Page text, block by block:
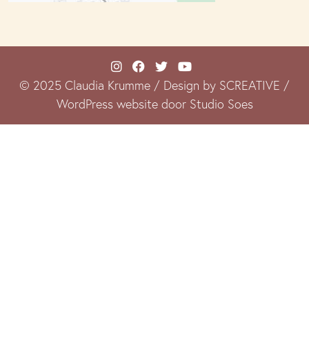
© 2025 Claudia Krumme / Design by SCREATIVE /
WordPress website door Studio Soes